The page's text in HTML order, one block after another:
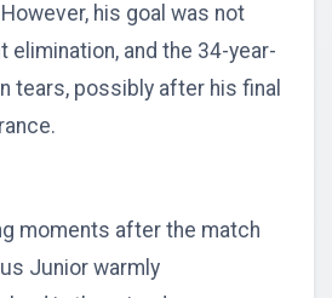
his goal was not
elimination, and the 34-year-
tears, possibly after his final
moments after the match
Junior warmly